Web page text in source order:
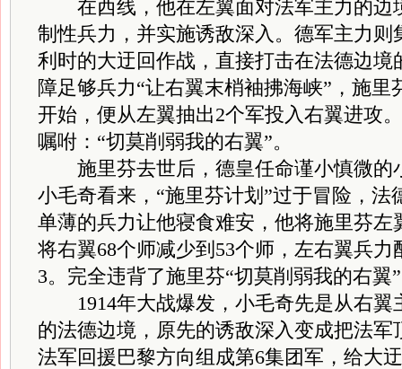
在西线，他在左翼面对法军主力的边
制性兵力，并实施诱敌深入。德军主力则
利时的大迂回作战，直接打击在法德边境
障足够兵力“让右翼末梢袖拂海峡”，施里
开始，便从左翼抽出2个军投入右翼进攻
嘱咐：“切莫削弱我的右翼”。
施里芬去世后，德皇任命谨小慎微的
小毛奇看来，“施里芬计划”过于冒险，法
单薄的兵力让他寝食难安，他将施里芬左
将右翼68个师减少到53个师，左右翼兵力
3。完全违背了施里芬“切莫削弱我的右翼
1914年大战爆发，小毛奇先是从右翼
的法德边境，原先的诱敌深入变成把法军
法军回援巴黎方向组成第6集团军，给大